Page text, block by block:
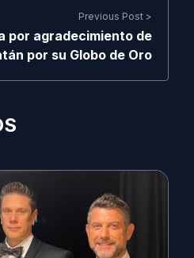
Previous Post >
por agradecimiento de
por su Globo de Oro